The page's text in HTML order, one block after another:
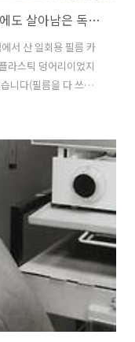
매거진 B 라이카 후기 - 스마트폰 시대에도 살아남은 독일 명품 카메라 브랜드의 비밀
서 산 일회용 필름 카
라스틱 덩어리이었지
니다(필름을 다 쓰고
기도 했었습니다).
다. 다른 누군가는 소중
. 기억의 한 조각을 남
다. 그래서인지 사람들
예전처럼 사진기를 애
다. 스마트폰이 있기